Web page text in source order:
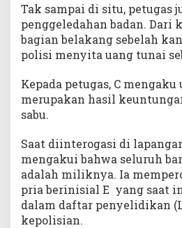
Tak sampai di situ, petugas
penggeledahan badan. Dari
bagian belakang sebelah
polisi menyita uang tunai
Kepada petugas, C
merupakan hasil
sabu.
Saat diinterogasi di
mengakui bahwa seluruh
adalah miliknya. Ia
pria berinisial E yang saat
dalam daftar penyelidikan
kepolisian.